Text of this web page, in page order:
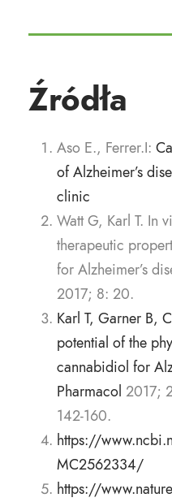
Źródła
Aso E., Ferrer.I:
of Alzheimer’s
clinic
Watt G, Karl T. In
therapeutic
for Alzheimer’s
2017; 8: 20.
Karl T, Garner B,
potential of the
cannabidiol for
Pharmacol 2017;
142-160.
https://
MC2562334/
https://